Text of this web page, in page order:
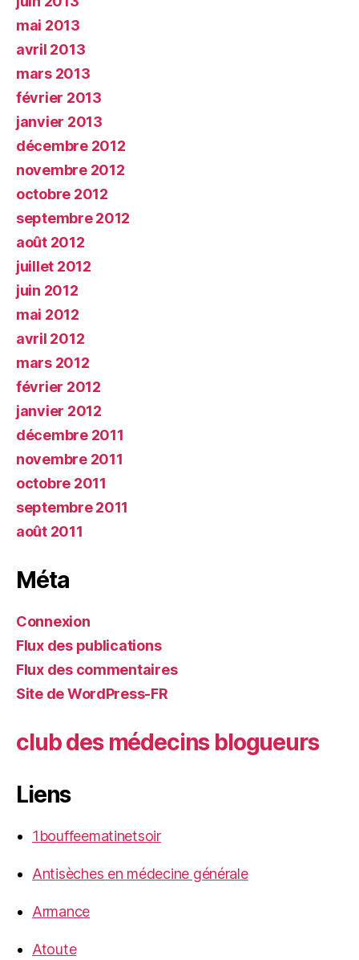
mai 2013
avril 2013
mars 2013
février 2013
janvier 2013
décembre 2012
novembre 2012
octobre 2012
septembre 2012
août 2012
juillet 2012
juin 2012
mai 2012
avril 2012
mars 2012
février 2012
janvier 2012
décembre 2011
novembre 2011
octobre 2011
septembre 2011
août 2011
Méta
Connexion
Flux des publications
Flux des commentaires
Site de WordPress-FR
club des médecins blogueurs
Liens
1bouffeematinetsoir
Antisèches en médecine générale
Armance
Atoute